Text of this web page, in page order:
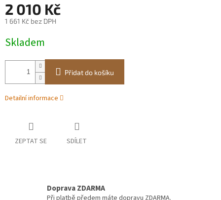
2 010 Kč
1 661 Kč bez DPH
cena:
Skladem
Přidat do košíku
Detailní informace
ZEPTAT SE SDÍLET
Doprava ZDARMA
Při platbě předem máte dopravu ZDARMA.